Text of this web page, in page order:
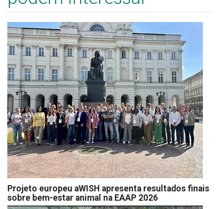
Projeto europeu aWISH apresenta resultados finais
sobre bem-estar animal na EAAP 2026